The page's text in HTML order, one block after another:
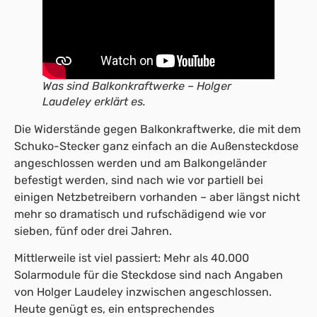
Was sind Balkonkraftwerke – Holger
Laudeley erklärt es.
Die Widerstände gegen Balkonkraftwerke, die mit dem
Schuko-Stecker ganz einfach an die Außensteckdose
angeschlossen werden und am Balkongeländer
befestigt werden, sind nach wie vor partiell bei
einigen Netzbetreibern vorhanden – aber längst nicht
mehr so dramatisch und rufschädigend wie vor
sieben, fünf oder drei Jahren.
Mittlerweile ist viel passiert: Mehr als 40.000
Solarmodule für die Steckdose sind nach Angaben
von Holger Laudeley inzwischen angeschlossen.
Heute genügt es, ein entsprechendes